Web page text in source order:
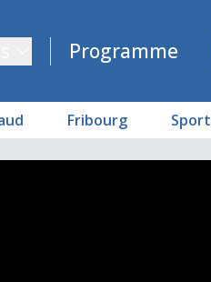
Programme
Fribourg Sport